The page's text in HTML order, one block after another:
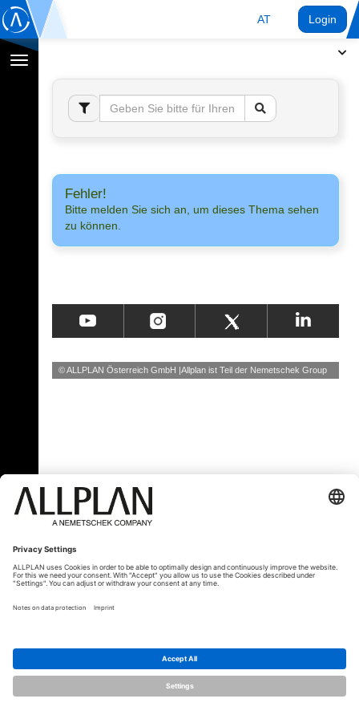
AT Login
Navigation
umschalten
Fehler!
Bitte melden Sie sich an, um dieses Thema sehen
zu können.
© ALLPLAN Österreich GmbH Allplan ist Teil der Nemetschek Group